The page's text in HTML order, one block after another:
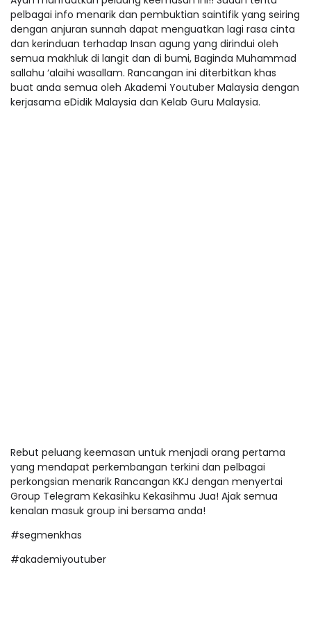
pelbagai info menarik dan pembuktian saintifik yang seiring
dengan anjuran sunnah dapat menguatkan lagi rasa cinta
dan kerinduan terhadap Insan agung yang dirindui oleh
semua makhluk di langit dan di bumi, Baginda Muhammad
sallahu ‘alaihi wasallam. Rancangan ini diterbitkan khas
buat anda semua oleh Akademi Youtuber Malaysia dengan
kerjasama eDidik Malaysia dan Kelab Guru Malaysia.
Rebut peluang keemasan untuk menjadi orang pertama
yang mendapat perkembangan terkini dan pelbagai
perkongsian menarik Rancangan KKJ dengan menyertai
Group Telegram Kekasihku Kekasihmu Jua! Ajak semua
kenalan masuk group ini bersama anda!
#segmenkhas
#akademiyoutuber